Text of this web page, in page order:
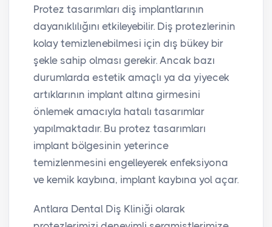
Protez tasarımları diş implantlarının
dayanıklılığını etkileyebilir. Diş protezlerinin
kolay temizlenebilmesi için dış bükey bir
şekle sahip olması gerekir. Ancak bazı
durumlarda estetik amaçlı ya da yiyecek
artıklarının implant altına girmesini
önlemek amacıyla hatalı tasarımlar
yapılmaktadır. Bu protez tasarımları
implant bölgesinin yeterince
temizlenmesini engelleyerek enfeksiyona
ve kemik kaybına, implant kaybına yol açar.
Antlara Dental Diş Kliniği olarak